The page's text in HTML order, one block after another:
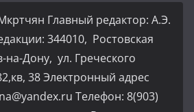
Главный редактор: А.Э.
344010, Ростовская
на-Дону, ул. Греческого
38 Электронный адрес
Телефон: 8(903)